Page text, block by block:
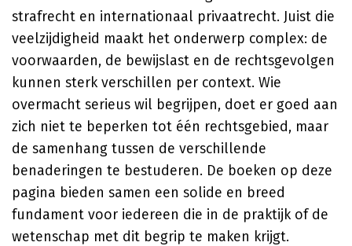
strafrecht en internationaal privaatrecht. Juist die
veelzijdigheid maakt het onderwerp complex: de
voorwaarden, de bewijslast en de rechtsgevolgen
kunnen sterk verschillen per context. Wie
overmacht serieus wil begrijpen, doet er goed aan
zich niet te beperken tot één rechtsgebied, maar
de samenhang tussen de verschillende
benaderingen te bestuderen. De boeken op deze
pagina bieden samen een solide en breed
fundament voor iedereen die in de praktijk of de
wetenschap met dit begrip te maken krijgt.